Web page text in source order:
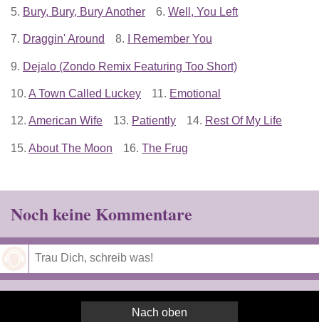
5. Bury, Bury, Bury Another 6. Well, You Left
7. Draggin' Around 8. I Remember You
9. Dejalo (Zondo Remix Featuring Too Short)
10. A Town Called Luckey 11. Emotional
12. American Wife 13. Patiently 14. Rest Of My Life
15. About The Moon 16. The Frug
Noch keine Kommentare
Nach oben